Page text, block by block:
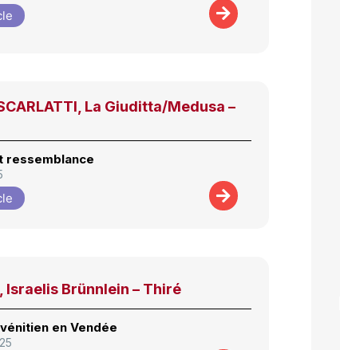
La Giuditta/Medusa –
ressemblance
Israelis Brünnlein – Thiré
en Vendée